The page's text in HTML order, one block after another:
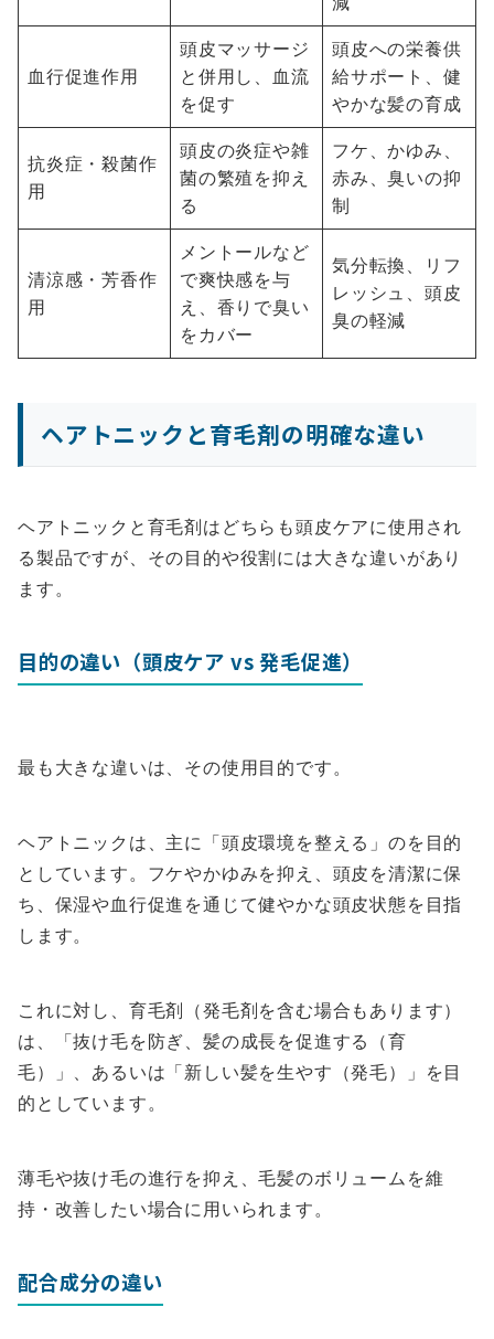
血行促進作用
頭皮マッサージ
と併用し、血流
を促す
頭皮への栄養供
給サポート、健
やかな髪の育成
抗炎症・殺菌作
用
頭皮の炎症や雑
菌の繁殖を抑え
る
フケ、かゆみ、
赤み、臭いの抑
制
清涼感・芳香作
用
メントールなど
で爽快感を与
え、香りで臭い
をカバー
気分転換、リフ
レッシュ、頭皮
臭の軽減
ヘアトニックと育毛剤の明確な違い
ヘアトニックと育毛剤はどちらも頭皮ケアに使用され
る製品ですが、その目的や役割には大きな違いがあり
ます。
目的の違い（頭皮ケア vs 発毛促進）
最も大きな違いは、その使用目的です。
ヘアトニックは、主に「頭皮環境を整える」のを目的
としています。フケやかゆみを抑え、頭皮を清潔に保
ち、保湿や血行促進を通じて健やかな頭皮状態を目指
します。
これに対し、育毛剤（発毛剤を含む場合もあります）
は、「抜け毛を防ぎ、髪の成長を促進する（育
毛）」、あるいは「新しい髪を生やす（発毛）」を目
的としています。
薄毛や抜け毛の進行を抑え、毛髪のボリュームを維
持・改善したい場合に用いられます。
配合成分の違い